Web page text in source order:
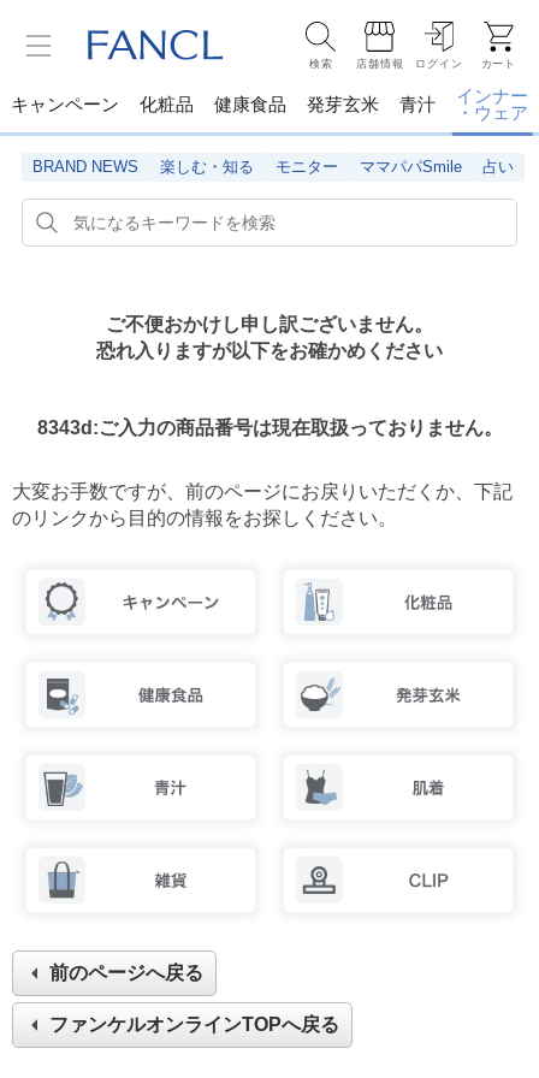
検索 店舗情報 ログイン カート
キャンペーン 化粧品 健康食品 発芽玄米 青汁
インナー
・ウェア
BRAND NEWS 楽しむ・知る モニター ママパパSmile 占い
ご不便おかけし申し訳ございません。
恐れ入りますが以下をお確かめください
8343d:ご入力の商品番号は現在取扱っておりません。
大変お手数ですが、前のページにお戻りいただくか、 下記
のリンクから目的の情報をお探しください。
前のページへ戻る
ファンケルオンラインTOPへ戻る